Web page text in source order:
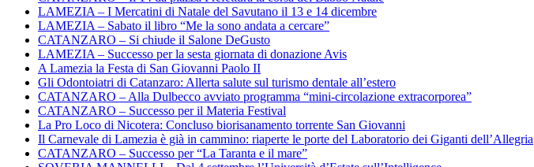
LAMEZIA – I Mercatini di Natale del Savutano il 13 e 14 dicembre
LAMEZIA – Sabato il libro “Me la sono andata a cercare”
CATANZARO – Si chiude il Salone DeGusto
LAMEZIA – Successo per la sesta giornata di donazione Avis
A Lamezia la Festa di San Giovanni Paolo II
Gli Odontoiatri di Catanzaro: Allerta salute sul turismo dentale all’estero
CATANZARO – Alla Dulbecco avviato programma “mini-circolazione extracorporea”
CATANZARO – Successo per il Materia Festival
La Pro Loco di Nicotera: Concluso biorisanamento torrente San Giovanni
Il Carnevale di Lamezia è già in cammino: riaperte le porte del Laboratorio dei Giganti dell’Allegria
CATANZARO – Successo per “La Taranta e il mare”